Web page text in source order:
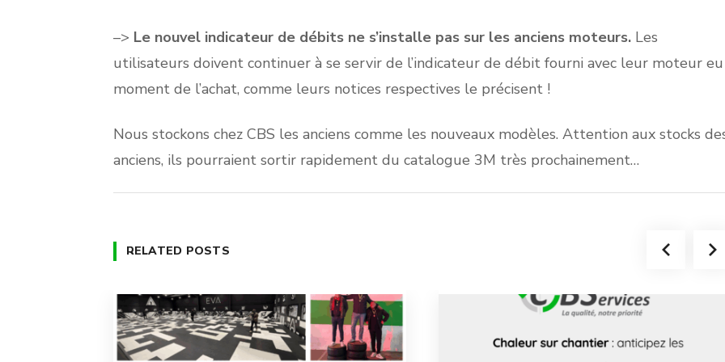
–> Le nouvel indicateur de débits ne s’installe pas sur les anciens moteurs.Les
utilisateurs doivent continuer à se servir de l’indicateur de débit fourni avec leur moteur eu
moment de l’achat, comme leurs notices respectives le précisent !
Nous stockons chez CBS les anciens comme les nouveaux modèles. Attention aux stocks
anciens, ils pourraient sortir rapidement du catalogue 3M très prochainement…
RELATED POSTS